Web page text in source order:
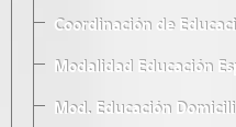
Coordinación de
Modalidad Educación
Mod. Educación